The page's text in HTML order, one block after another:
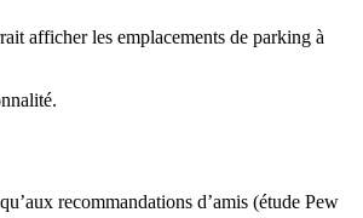
afficher les emplacements de parking à
recommandations d’amis (étude Pew